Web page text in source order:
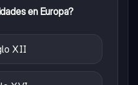
en Europa?
XII